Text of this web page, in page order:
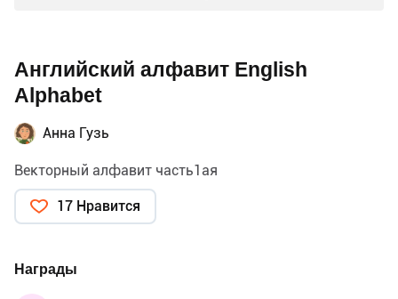
Английский алфавит English
Alphabet
Анна Гузь
Векторный алфавит часть1ая
17 Нравится
Награды